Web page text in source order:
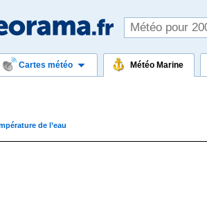
Cartes météo Météo Marine
de l’eau